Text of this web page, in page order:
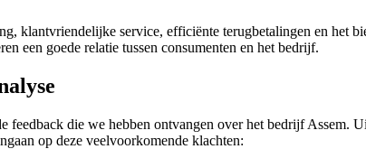
klantvriendelijke service, efficiënte terugbetalingen en het
een goede relatie tussen consumenten en het bedrijf.
die we hebben ontvangen over het bedrijf Assem.
op deze veelvoorkomende klachten: